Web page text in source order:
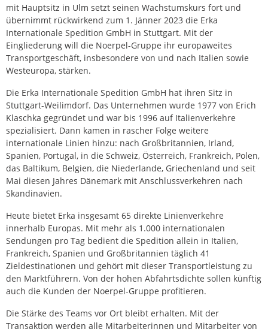
mit Hauptsitz in Ulm setzt seinen Wachstumskurs fort und
übernimmt rückwirkend zum 1. Jänner 2023 die Erka
Internationale Spedition GmbH in Stuttgart. Mit der
Eingliederung will die Noerpel-Gruppe ihr europaweites
Transportgeschäft, insbesondere von und nach Italien sowie
Westeuropa, stärken.
Die Erka Internationale Spedition GmbH hat ihren Sitz in
Stuttgart-Weilimdorf. Das Unternehmen wurde 1977 von Erich
Klaschka gegründet und war bis 1996 auf Italienverkehre
spezialisiert. Dann kamen in rascher Folge weitere
internationale Linien hinzu: nach Großbritannien, Irland,
Spanien, Portugal, in die Schweiz, Österreich, Frankreich, Polen,
das Baltikum, Belgien, die Niederlande, Griechenland und seit
Mai diesen Jahres Dänemark mit Anschlussverkehren nach
Skandinavien.
Heute bietet Erka insgesamt 65 direkte Linienverkehre
innerhalb Europas. Mit mehr als 1.000 internationalen
Sendungen pro Tag bedient die Spedition allein in Italien,
Frankreich, Spanien und Großbritannien täglich 41
Zieldestinationen und gehört mit dieser Transportleistung zu
den Marktführern. Von der hohen Abfahrtsdichte sollen künftig
auch die Kunden der Noerpel-Gruppe profitieren.
Die Stärke des Teams vor Ort bleibt erhalten. Mit der
Transaktion werden alle Mitarbeiterinnen und Mitarbeiter von